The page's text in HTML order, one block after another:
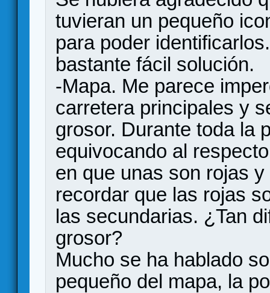
tuvieran un pequeño
para poder
bastante fácil solución.
-Mapa. Me parece
carretera principales y
grosor. Durante toda la
equivocando al
en que unas son rojas
recordar que las rojas
las secundarias. ¿Tan
grosor?
Mucho se ha hablado
pequeño del mapa, la